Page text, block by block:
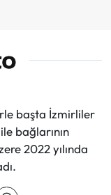
başta İzmirliler
bağlarının
2022 yılında